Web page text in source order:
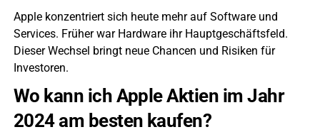
Apple konzentriert sich heute mehr auf Software und
Services. Früher war Hardware ihr Hauptgeschäftsfeld.
Dieser Wechsel bringt neue Chancen und Risiken für
Investoren.
Wo kann ich Apple Aktien im Jahr
2024 am besten kaufen?